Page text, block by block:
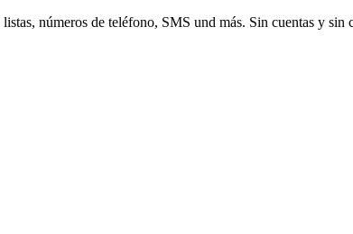
números de teléfono, SMS und más. Sin cuentas y sin